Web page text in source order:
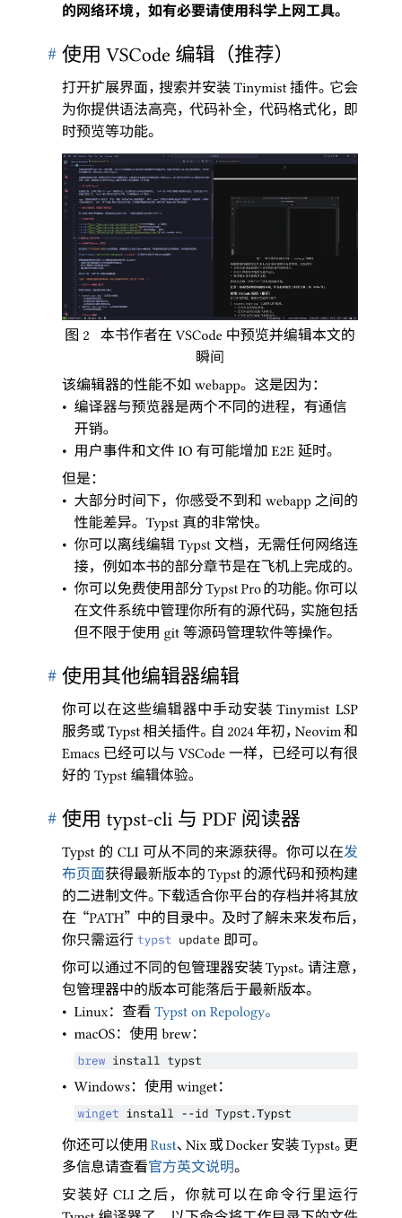
的网络环境， 如有必要请使用科学上网工具。
# 使用VSCode 编辑 （推荐）
打开扩展界面，搜索并安装Tinymist 插件。 它会
为你提供语法高亮， 代码补全， 代码格式化， 即
时预览等功能。
图 2 本书作者在 VSCode 中预览并编辑本文的
瞬间
该编辑器的性能不如webapp。 这是因为：
• 编译器与预览器是两个不同的进程， 有通信
开销。
• 用户事件和文件 IO 有可能增加E2E延时。
但是：
• 大部分时间下，你感受不到和 webapp之间的
性能差异。Typst 真的非常快。
• 你可以离线编辑Typst 文档 ， 无需任何网络连
接， 例如本书的部分章节是在飞机上完成的。
• 你可以免费使用部分Typst Pro的功能。 你可以
在文件系统中管理你所有的源代码， 实施包括
但不限于使用 git 等源码管理软件等操作。
# 使用其他编辑器编辑
你可以在这些编辑器中手动安装Tinymist LSP
服务或Typst相关插件。 自 2024年初， Neovim和
Emacs已经可以与 VSCode一样，
已经可以有很
好的 Typst编辑体验。
# 使用 typst-cli 与PDF 阅读器
Typst 的 CLI 可从不同的来源获得。 你可以在发
布页面获得最新版本的Typst 的源代码和预构建
的二进制文件。 下载适合你平台的存档并将其放
在 “PATH” 中的目录中。 及时了解未来发布后，
你只需运行 typst update 即可。
你可以通过不同的包管理器安装Typst。 请注意，
包管理器中的版本可能落后于最新版本。
• Linux： 查看Typst on Repology。
• macOS：使用brew：
brew install typst
• Windows：使用winget：
winget install --id Typst.Typst
你还可以使用Rust、 Nix 或Docker安装Typst。 更
多信息请查看官方英文说明。
安装好 CLI之后 ， 你就可以在命令行里运行